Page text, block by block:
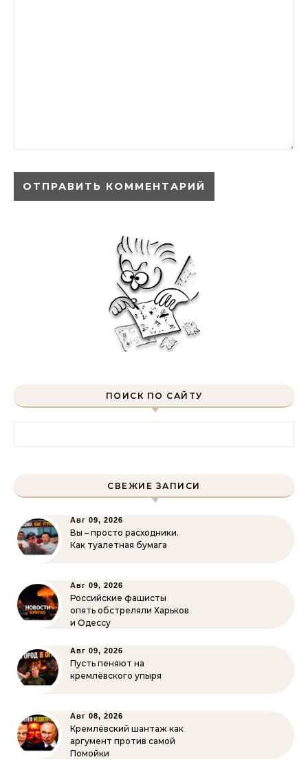
ПОИСК ПО САЙТУ
СВЕЖИЕ ЗАПИСИ
Авг 09, 2026
Вы – просто расходники.
Как туалетная бумага
Авг 09, 2026
Российские фашисты
опять обстреляли Харьков
и Одессу
Авг 09, 2026
Пусть пеняют на
кремлёвского упыря
Авг 08, 2026
Кремлёвский шантаж как
аргумент против самой
Помойки